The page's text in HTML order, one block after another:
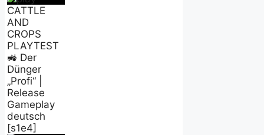
CATTLE
AND
CROPS
PLAYTEST
🚜 Der
Dünger
„Profi“ |
Release
Gameplay
deutsch
[s1e4]